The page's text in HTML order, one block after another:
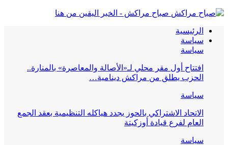
صباح مراكش - الخبر اليقين من هنا
الرئيسية
سياسة
سياسة
افتتاح أول مقر محلي لـ«الأصالة والمعاصرة» بالمنارة..
الحزب يطلق من مراكش دينامية…
سياسة
الاتحاد الاشتراكي بالحوز يجدد هياكله التنظيمية بعقد الجمع
العام لفرع قيادة أوزكيتة
سياسة